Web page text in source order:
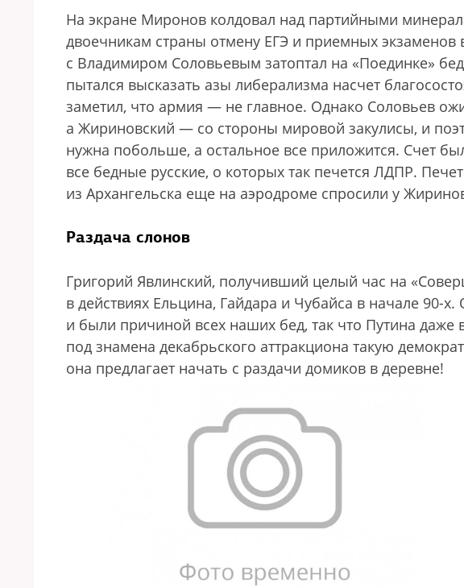
На экране Миронов колдовал над партийными
двоечникам страны отмену ЕГЭ и приемных экзаменов
с Владимиром Соловьевым затоптал на «Поединке»
пытался высказать азы либерализма насчет
заметил, что армия — не главное. Однако Соловьев
а Жириновский — со стороны мировой закулисы, и
нужна побольше, а остальное все приложится. Счет
все бедные русские, о которых так печется ЛДПР.
из Архангельска еще на аэродроме спросили у
Раздача слонов
Григорий Явлинский, получивший целый час на
в действиях Ельцина, Гайдара и Чубайса в начале 90-
и были причиной всех наших бед, так что Путина даже
под знамена декабрьского аттракциона такую
она предлагает начать с раздачи домиков в деревне!